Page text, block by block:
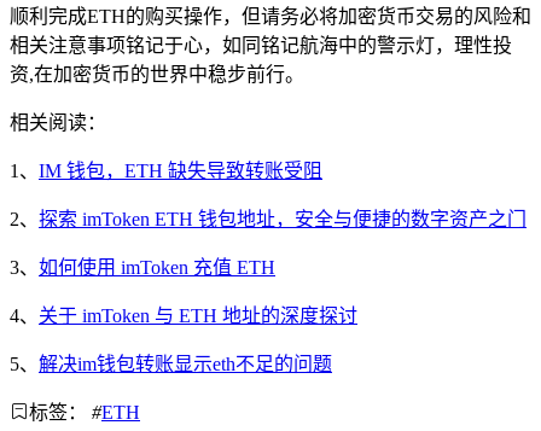
顺利完成ETH的购买操作，但请务必将加密货币交易的风险和
相关注意事项铭记于心，如同铭记航海中的警示灯，理性投
资,在加密货币的世界中稳步前行。
相关阅读：
1、 IM 钱包，ETH 缺失导致转账受阻
2、 探索 imToken ETH 钱包地址，安全与便捷的数字资产之门
3、 如何使用 imToken 充值 ETH
4、 关于 imToken 与 ETH 地址的深度探讨
5、 解决im钱包转账显示eth不足的问题
标签： #ETH